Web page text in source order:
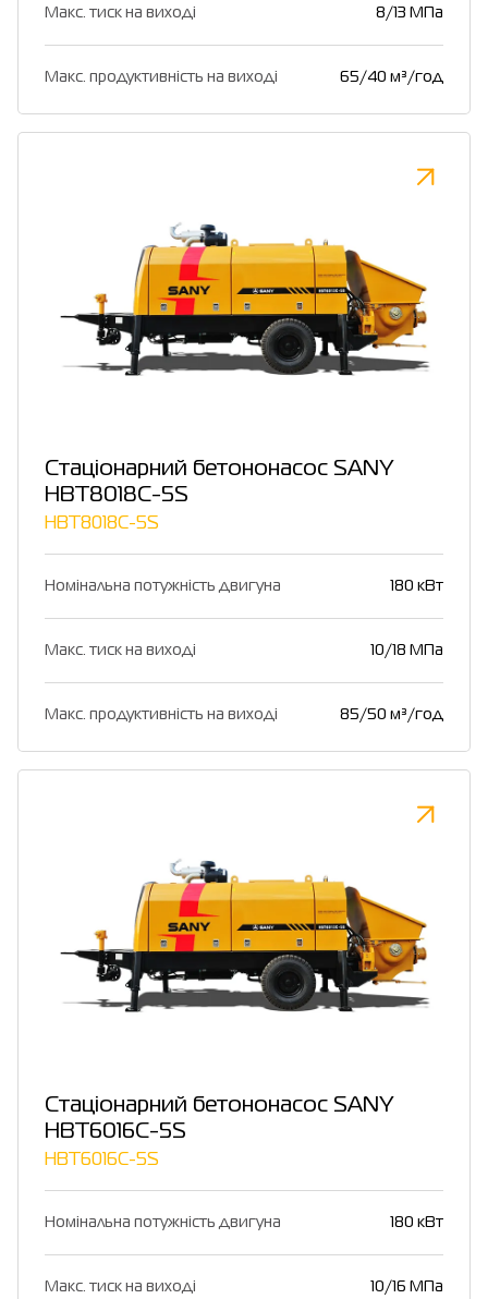
Макс. тиск на виході 8/13 МПа
Макс. продуктивність на виході 65/40 м³/год
Стаціонарний бетононасос SANY
HBT8018C-5S
HBT8018C-5S
Номінальна потужність двигуна 180 кВт
Макс. тиск на виході 10/18 МПа
Макс. продуктивність на виході 85/50 м³/год
Стаціонарний бетононасос SANY
HBT6016C-5S
HBT6016C-5S
Номінальна потужність двигуна 180 кВт
Макс. тиск на виході 10/16 МПа